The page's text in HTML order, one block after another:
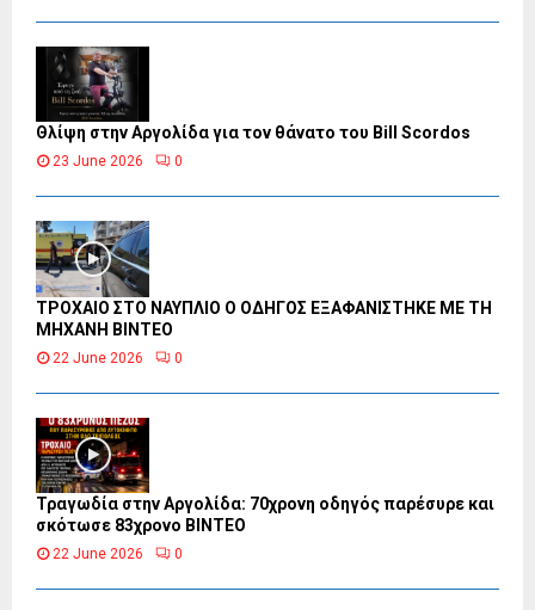
Θλίψη στην Αργολίδα για τον θάνατο του Bill Scordos
23 June 2026 0
ΤΡΟΧΑΙΟ ΣΤΟ ΝΑΥΠΛΙΟ Ο ΟΔΗΓΟΣ ΕΞΑΦΑΝΙΣΤΗΚΕ ΜΕ ΤΗ
ΜΗΧΑΝΗ ΒΙΝΤΕΟ
22 June 2026 0
Τραγωδία στην Αργολίδα: 70χρονη οδηγός παρέσυρε και
σκότωσε 83χρονο ΒΙΝΤΕΟ
22 June 2026 0